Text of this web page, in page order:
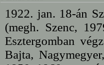
1922. jan. 18-án
(megh. Szenc,
Esztergomban
Bajta,